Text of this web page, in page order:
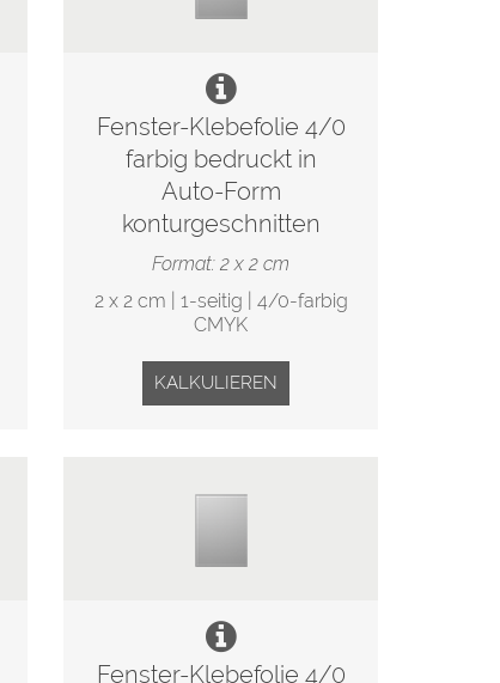
Fenster-Klebefolie 4/0
farbig bedruckt in
Auto-Form
konturgeschnitten
Format: 2 x 2 cm
2 x 2 cm | 1-seitig | 4/0-farbig
CMYK
KALKULIEREN
Fenster-Klebefolie 4/0